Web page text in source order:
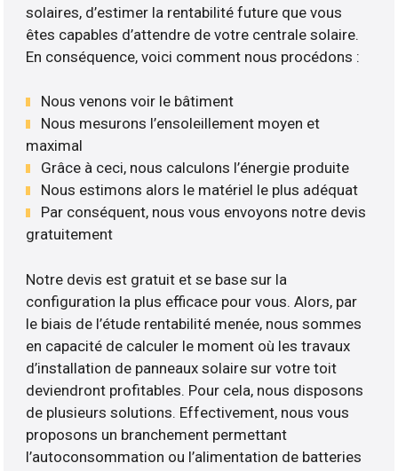
solaires, d’estimer la rentabilité future que vous
êtes capables d’attendre de votre centrale solaire.
En conséquence, voici comment nous procédons :
Nous venons voir le bâtiment
Nous mesurons l’ensoleillement moyen et
maximal
Grâce à ceci, nous calculons l’énergie produite
Nous estimons alors le matériel le plus adéquat
Par conséquent, nous vous envoyons notre devis
gratuitement
Notre devis est gratuit et se base sur la
configuration la plus efficace pour vous. Alors, par
le biais de l’étude rentabilité menée, nous sommes
en capacité de calculer le moment où les travaux
d’installation de panneaux solaire sur votre toit
deviendront profitables. Pour cela, nous disposons
de plusieurs solutions. Effectivement, nous vous
proposons un branchement permettant
l’autoconsommation ou l’alimentation de batteries